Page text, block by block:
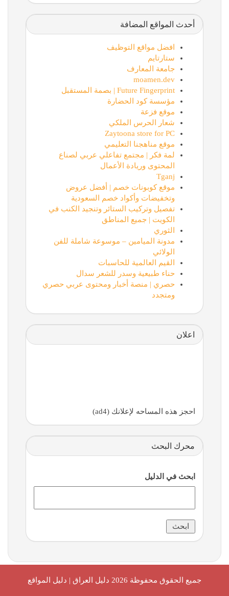
أحدث المواقع المضافة
افضل مواقع التوظيف
ستارتايم
جامعة المعارف
moamen.dev
Future Fingerprint | بصمة المستقبل
مؤسسة كود الحضارة
موقع فزعة
شعار الحرس الملكي
Zaytoona store for PC
موقع مناهجنا التعليمي
لمة فكر | مجتمع تفاعلي عربي لصناع
المحتوى وريادة الأعمال
Tganj
موقع كوبونات خصم | أفضل عروض
وتخفيضات وأكواد خصم السعودية
تفصيل وتركيب الستائر وتنجيد الكنب في
الكويت | جميع المناطق
الثوري
مدونة الميامين – موسوعة شاملة للفن
الولائي
القيم العالمية للحاسبات
حناء طبيعية وسدر للشعر سدال
حصري | منصة أخبار ومحتوى عربي حصري
ومتجدد
اعلان
احجز هذه المساحه لإعلانك (ad4)
محرك البحث
ابحث في الدليل
جميع الحقوق محفوظة 2026 دليل العراق | دليل المواقع